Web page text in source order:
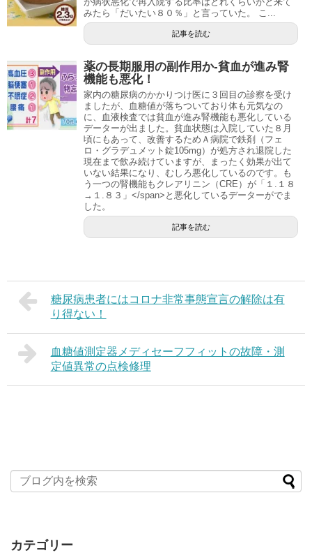
みたら「だいたい８０％」と言っていた。 こ...
記事を読む
薬の長期服用の副作用か-貧血が進み腎
機能も悪化！
家内の糖尿病のかかりつけ医に３回目の診察を受け
ましたが、血糖値が落ちついており体も元気なの
に、血液検査では貧血が進み腎機能も悪化している
データーが出ました。貧血状態は入院していた８月
頃にもあって、改善するためＡ病院で鉄剤（フェ
ロ・グラデュメット錠105mg）が処方され退院した
現在まで飲み続けていますが、まったく効果が出て
いない結果になり、むしろ悪化しているのです。も
う一つの腎機能もクレアリニン（CRE）が「１.１８
→１.８３」</span>と悪化しているデーターがでま
した。
記事を読む
糖尿病患者にはコロナ非常事態宣言の解除は有
り得ない！
血糖値測定器メディセーフフィットの故障・測
定値異常の点検修理
カテゴリー